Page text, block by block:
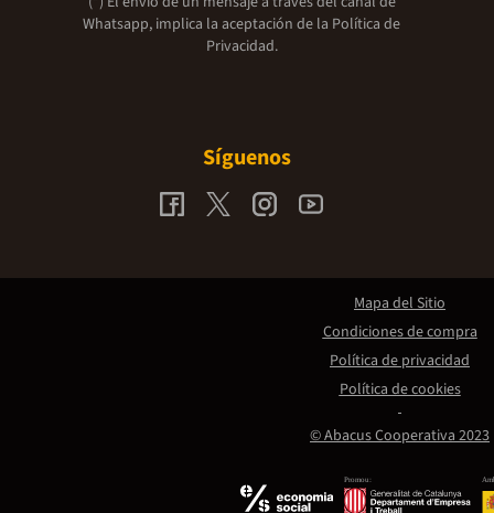
Whatsapp, implica la aceptación de la Política de
Privacidad.
Síguenos
Promou:
© Abacus Cooperativa 2023
Mapa del Sitio
Condiciones de compra
Política de privacidad
Política de cookies